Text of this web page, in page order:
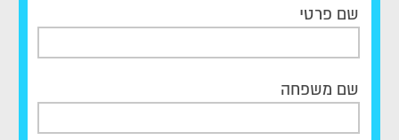
שם פרטי
שם משפחה